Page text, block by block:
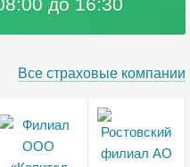
до 16:30
Все страховые компании